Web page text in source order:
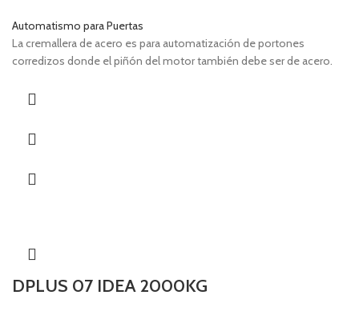
Automatismo para Puertas
La cremallera de acero es para automatización de portones
corredizos donde el piñón del motor también debe ser de acero.
DPLUS 07 IDEA 2000KG